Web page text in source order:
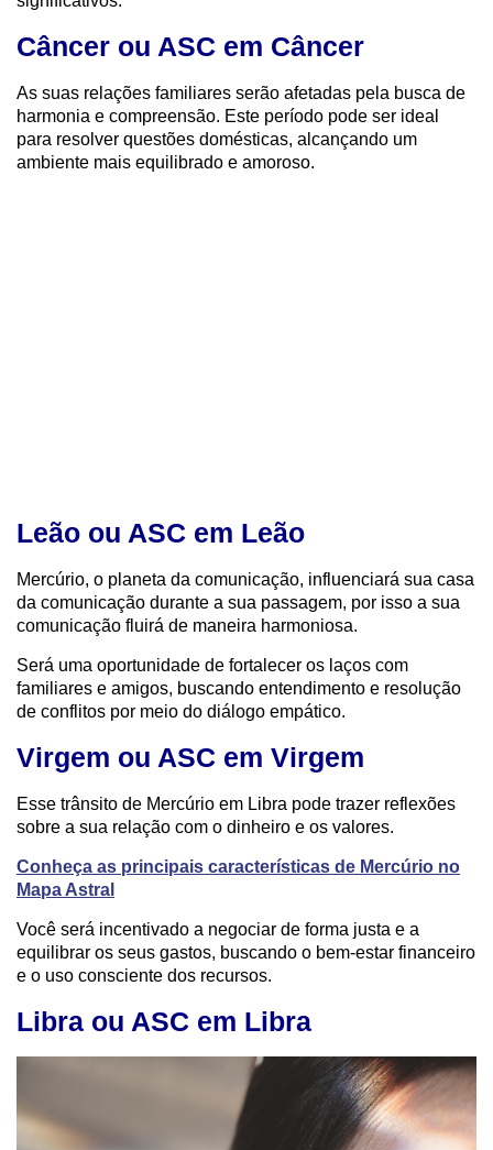
Câncer ou ASC em Câncer
As suas relações familiares serão afetadas pela busca de
harmonia e compreensão. Este período pode ser ideal
para resolver questões domésticas, alcançando um
ambiente mais equilibrado e amoroso.
Leão ou ASC em Leão
Mercúrio, o planeta da comunicação, influenciará sua casa
da comunicação durante a sua passagem, por isso a sua
comunicação fluirá de maneira harmoniosa.
Será uma oportunidade de fortalecer os laços com
familiares e amigos, buscando entendimento e resolução
de conflitos por meio do diálogo empático.
Virgem ou ASC em Virgem
Esse trânsito de Mercúrio em Libra pode trazer reflexões
sobre a sua relação com o dinheiro e os valores.
Conheça as principais características de Mercúrio no
Mapa Astral
Você será incentivado a negociar de forma justa e a
equilibrar os seus gastos, buscando o bem-estar financeiro
e o uso consciente dos recursos.
Libra ou ASC em Libra